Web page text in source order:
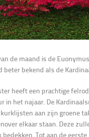
de maand is de
beter bekend als de
heeft een prachtige
in het najaar. De
aan zijn groene
elkaar staan. Deze
bedekken. Tot aan de eerste